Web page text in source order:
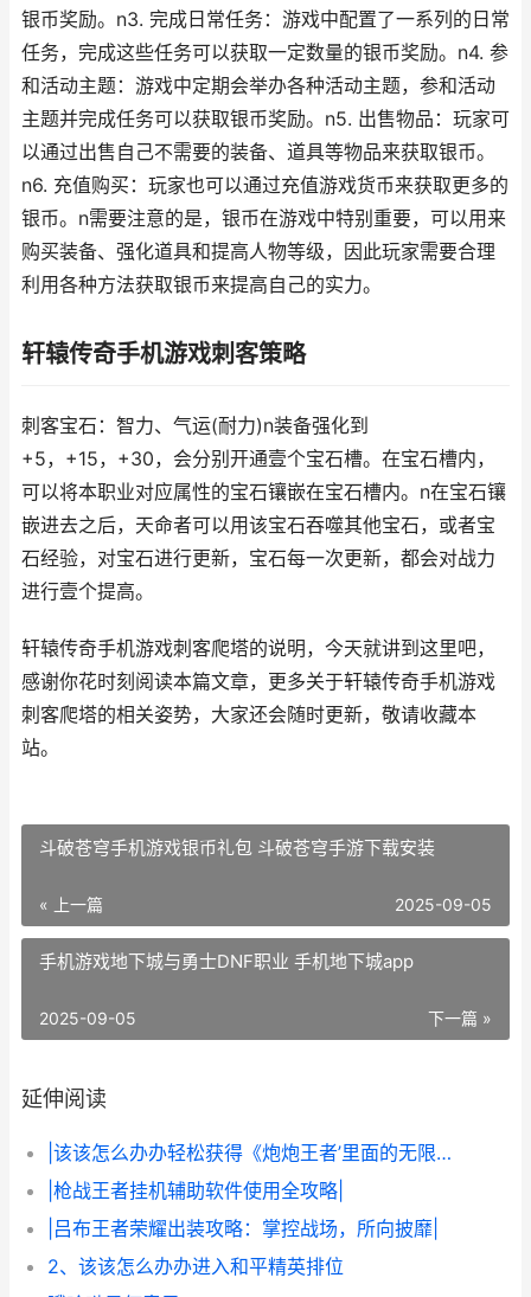
银币奖励。n3. 完成日常任务：游戏中配置了一系列的日常
任务，完成这些任务可以获取一定数量的银币奖励。n4. 参
和活动主题：游戏中定期会举办各种活动主题，参和活动
主题并完成任务可以获取银币奖励。n5. 出售物品：玩家可
以通过出售自己不需要的装备、道具等物品来获取银币。
n6. 充值购买：玩家也可以通过充值游戏货币来获取更多的
银币。n需要注意的是，银币在游戏中特别重要，可以用来
购买装备、强化道具和提高人物等级，因此玩家需要合理
利用各种方法获取银币来提高自己的实力。
轩辕传奇手机游戏刺客策略
刺客宝石：智力、气运(耐力)n装备强化到
+5，+15，+30，会分别开通壹个宝石槽。在宝石槽内，
可以将本职业对应属性的宝石镶嵌在宝石槽内。n在宝石镶
嵌进去之后，天命者可以用该宝石吞噬其他宝石，或者宝
石经验，对宝石进行更新，宝石每一次更新，都会对战力
进行壹个提高。
轩辕传奇手机游戏刺客爬塔的说明，今天就讲到这里吧，
感谢你花时刻阅读本篇文章，更多关于轩辕传奇手机游戏
刺客爬塔的相关姿势，大家还会随时更新，敬请收藏本
站。
斗破苍穹手机游戏银币礼包 斗破苍穹手游下载安装
« 上一篇 2025-09-05
手机游戏地下城与勇士DNF职业 手机地下城app
下一篇 »
2025-09-05
延伸阅读
|该该怎么办办轻松获得《炮炮王者’里面的无限金币和星星|
|枪战王者挂机辅助软件使用全攻略|
|吕布王者荣耀出装攻略：掌控战场，所向披靡|
2、该该怎么办办进入和平精英排位